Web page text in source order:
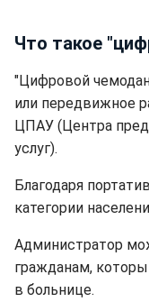
Что такое
"Цифровой
или передвижное
ЦПАУ (Центра
услуг).
Благодаря
категории
Администратор
гражданам,
в больнице.